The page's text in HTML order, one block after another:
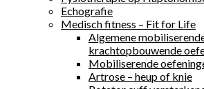
Echografie
Medisch fitness – Fit for Life
Algemene
krachtopbouwende
Mobiliserende
Artrose – heup of knie